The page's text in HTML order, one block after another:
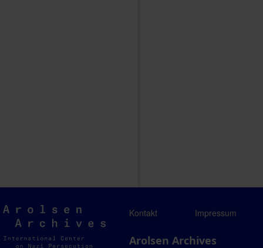
Arolsen
Archives
Kontakt Impressum
Arolsen Archives